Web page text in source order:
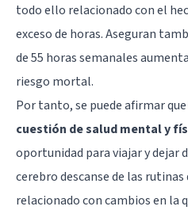
todo ello relacionado con el
exceso de horas. Aseguran
de 55 horas semanales
riesgo mortal.
Por tanto, se puede afirmar que
cuestión de salud mental y
oportunidad para viajar y dejar
cerebro descanse de las
relacionado con cambios en la